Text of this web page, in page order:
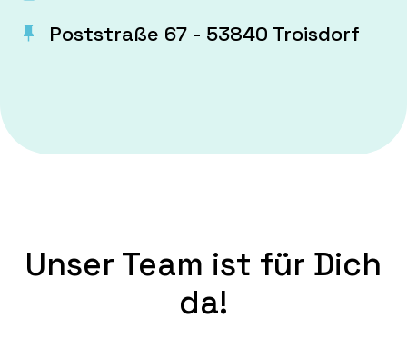
Poststraße 67 - 53840 Troisdorf
Unser Team ist für Dich
da!